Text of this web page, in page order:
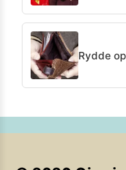
Rydde